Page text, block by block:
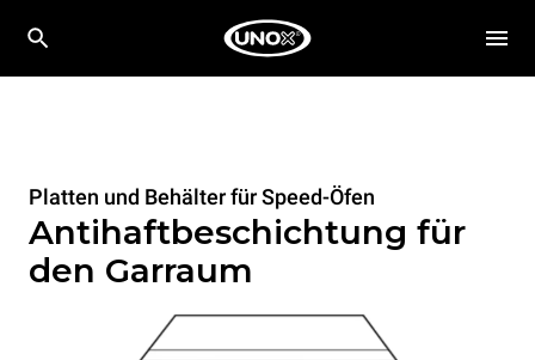
Platten und Behälter für Speed-Öfen
Antihaftbeschichtung für
den Garraum